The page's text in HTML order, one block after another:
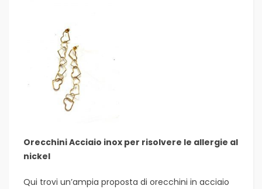
Orecchini Acciaio inox per risolvere le allergie al
nickel
Qui trovi un’ampia proposta di orecchini in acciaio